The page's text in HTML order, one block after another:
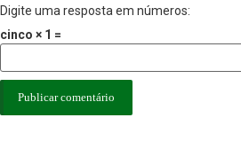
Digite uma resposta em números:
cinco × 1 =